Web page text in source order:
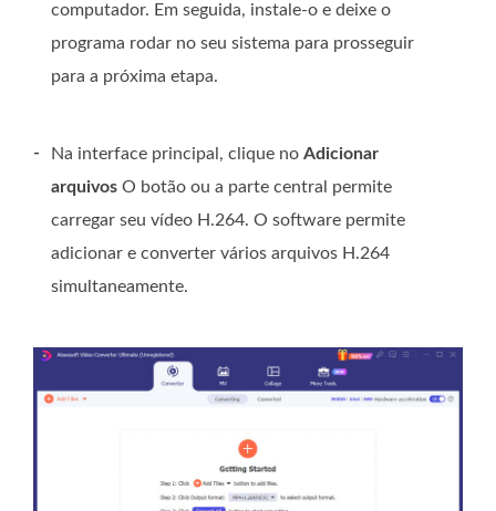
computador. Em seguida, instale-o e deixe o
programa rodar no seu sistema para prosseguir
para a próxima etapa.
- Na interface principal, clique no Adicionar
arquivos O botão ou a parte central permite
carregar seu vídeo H.264. O software permite
adicionar e converter vários arquivos H.264
simultaneamente.